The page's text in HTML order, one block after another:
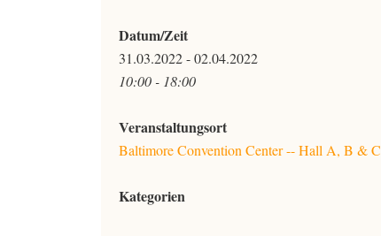
Datum/Zeit
31.03.2022 - 02.04.2022
10:00 - 18:00
Veranstaltungsort
Baltimore Convention Center -- Hall A, B & C
Kategorien